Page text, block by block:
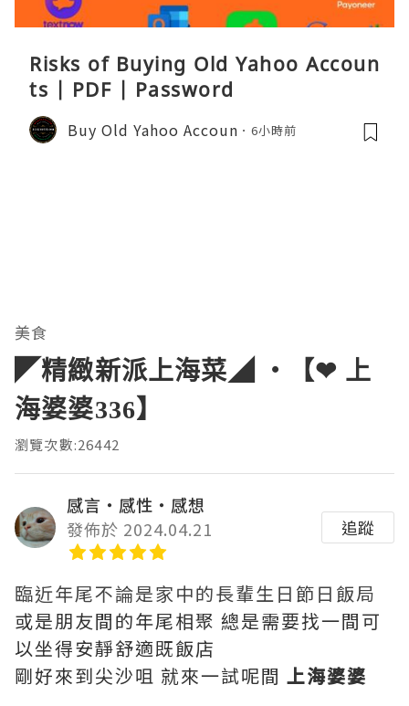
Risks of Buying Old Yahoo Accoun
ts | PDF | Password
Buy Old Yahoo Accoun 6小時前
美食
◤精緻新派上海菜◢ ‧【❤ 上
海婆婆336】
瀏覽次數:26442
感言‧感性‧感想
發佈於 2024.04.21
追蹤
臨近年尾不論是家中的長輩生日節日飯局
或是朋友間的年尾相聚 總是需要找一間可
以坐得安靜舒適既飯店
剛好來到尖沙咀 就來一試呢間 上海婆婆